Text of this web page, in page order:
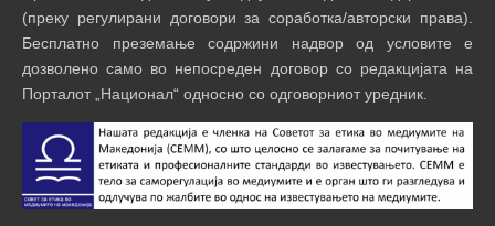
(преку регулирани договори за соработка/авторски права).
Бесплатно преземање содржини надвор од условите е
дозволено само во непосреден договор со редакцијата на
Порталот „Национал“ односно со одговорниот уредник.